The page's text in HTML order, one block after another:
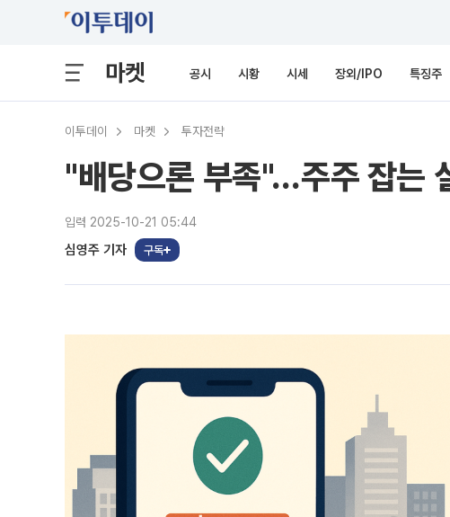
마켓 공시 시황 시세 장외/IPO 특징주
이투데이 마켓 투자전략
"배당으론 부족"…주주 잡는
입력 2025-10-21 05:44
심영주 기자 구독